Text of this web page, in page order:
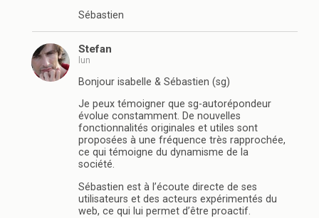
Sébastien
Stefan
lun
Bonjour isabelle & Sébastien (sg)
Je peux témoigner que sg-autorépondeur
évolue constamment. De nouvelles
fonctionnalités originales et utiles sont
proposées à une fréquence très rapprochée,
ce qui témoigne du dynamisme de la
société.
Sébastien est à l’écoute directe de ses
utilisateurs et des acteurs expérimentés du
web, ce qui lui permet d’être proactif.